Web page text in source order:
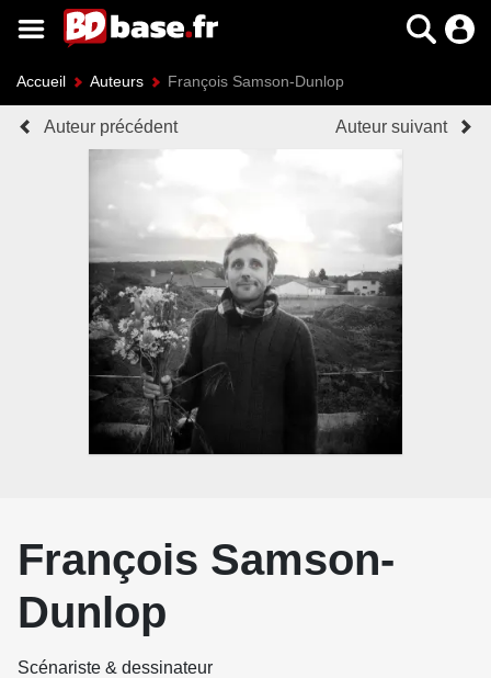
Accueil Auteurs François Samson-Dunlop
Auteur précédent Auteur suivant
François Samson-
Dunlop
Scénariste & dessinateur